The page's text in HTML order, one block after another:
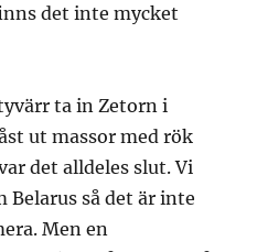
det inte mycket
ta in Zetorn i
ut massor med rök
det alldeles slut. Vi
Belarus så det är inte
Men en